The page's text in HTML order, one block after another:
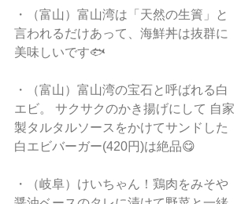
・（富山）富山湾は「天然の生簀」と
言われるだけあって、海鮮丼は抜群に
美味しいです🐟
・（富山）富山湾の宝石と呼ばれる白
エビ。 サクサクのかき揚げにして 自家
製タルタルソースをかけてサンドした
白エビバーガー(420円)は絶品😋
・（岐阜）けいちゃん！鶏肉をみそや